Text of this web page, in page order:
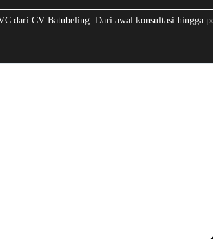
dari CV Batubeling. Dari awal konsultasi hingga